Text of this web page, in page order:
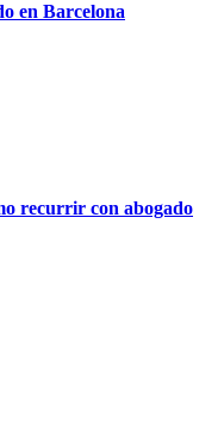
en Barcelona
recurrir con abogado